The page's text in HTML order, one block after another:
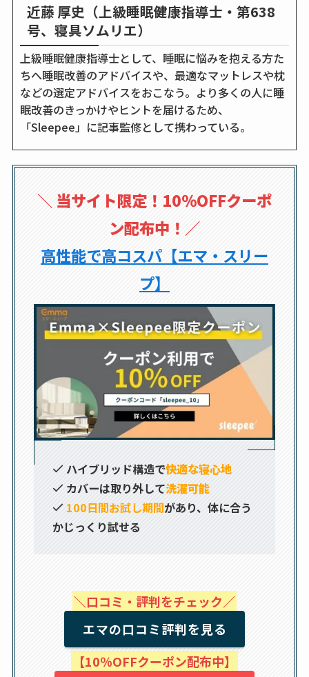
近藤 厚史（上級睡眠健康指導士・第638
号、寝具ソムリエ）
上級睡眠健康指導士として、睡眠に悩みを抱える方た
ちへ睡眠改善のアドバイスや、最適なマットレスや枕
などの選定アドバイスをおこなう。より多くの人に睡
眠改善のきっかけやヒントを届けるため、
「Sleepee」に記事監修として携わっている。
＼ 当サイト限定！10％OFFクーポ
ン配布中！ ／
高性能で高コスパ【エマ・スリー
プ】
ハイブリッド構造で快適な寝心地
カバーは取り外して洗濯可能
100日間お試し期間があり、体に合う
かじっくり試せる
＼口コミ・評判をチェック／
エマの口コミ評判を見る
【10％OFFクーポン配布中】